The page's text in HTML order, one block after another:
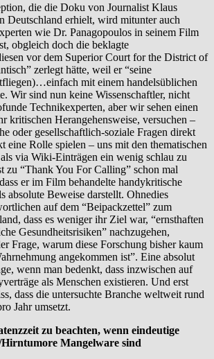
die die Doku von Journalist Klaus
Deutschland erhielt, wird mitunter auch
wie Dr. Panagopoulos in seinem Film
obgleich doch die beklagte
vor dem Superior Court for the District of
zerlegt hätte, weil er “seine
mit einem handelsüblichen
Wir sind nun keine Wissenschaftler, nicht
Technikexperten, aber wir sehen einen
kritischen Herangehensweise, versuchen –
oder gesellschaftlich-soziale Fragen direkt
eine Rolle spielen – uns mit den thematischen
via Wiki-Einträgen ein wenig schlau zu
zu “Thank You For Calling” schon mal
er im Film behandelte handykritische
absolute Beweise darstellt. Ohnedies
auf dem “Beipackzettel” zum
dass es weniger ihr Ziel war, “ernsthaften
Gesundheitsrisiken” nachzugehen,
Frage, warum diese Forschung bisher kaum
angekommen ist”. Eine absolut
wenn man bedenkt, dass inzwischen auf
als Menschen existieren. Und erst
dass die untersuchte Branche weltweit rund
Jahr umsetzt.
zu beachten, wenn eindeutige
Mangelware sind